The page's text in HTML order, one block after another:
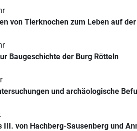
von Tierknochen zum Leben auf
Baugeschichte der Burg Rötteln
und archäologische
III. von Hachberg-Sausenberg und